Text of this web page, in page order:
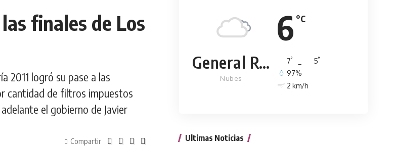
finales de Los
2011 logró su pase a las
cantidad de filtros impuestos
el gobierno de Javier
Compartir
6 °C
General Rodríguez
Nubes
7° 5°
97%
2 km/h
Ultimas Noticias